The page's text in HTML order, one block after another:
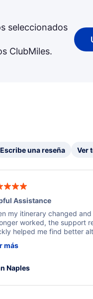
seleccionados
ClubMiles.
Escribe una reseña Ver
Assistance
my itinerary changed
worked, the support
helped me find better
to resolve the issue. I'm
más
Naples